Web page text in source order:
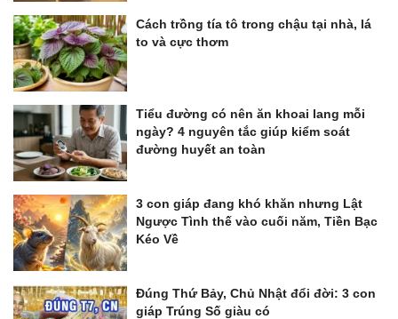
Cách trồng tía tô trong chậu tại nhà, lá
to và cực thơm
Tiểu đường có nên ăn khoai lang mỗi
ngày? 4 nguyên tắc giúp kiểm soát
đường huyết an toàn
3 con giáp đang khó khăn nhưng Lật
Ngược Tình thế vào cuối năm, Tiền Bạc
Kéo Về
Đúng Thứ Bảy, Chủ Nhật đổi đời: 3 con
giáp Trúng Số giàu có